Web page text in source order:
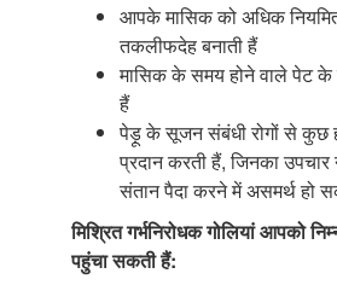
आपके मासिक को अधिक
तकलीफदेह बनाती हैं
मासिक के समय होने वाले पेट के
हैं
पेड़ू के सूजन संबंधी रोगों से कुछ
प्रदान करती हैं, जिनका
संतान पैदा करने में असमर्थ हो
मिश्रित गर्भनिरोधक गोलियां आपको
पहुंचा सकती हैं: